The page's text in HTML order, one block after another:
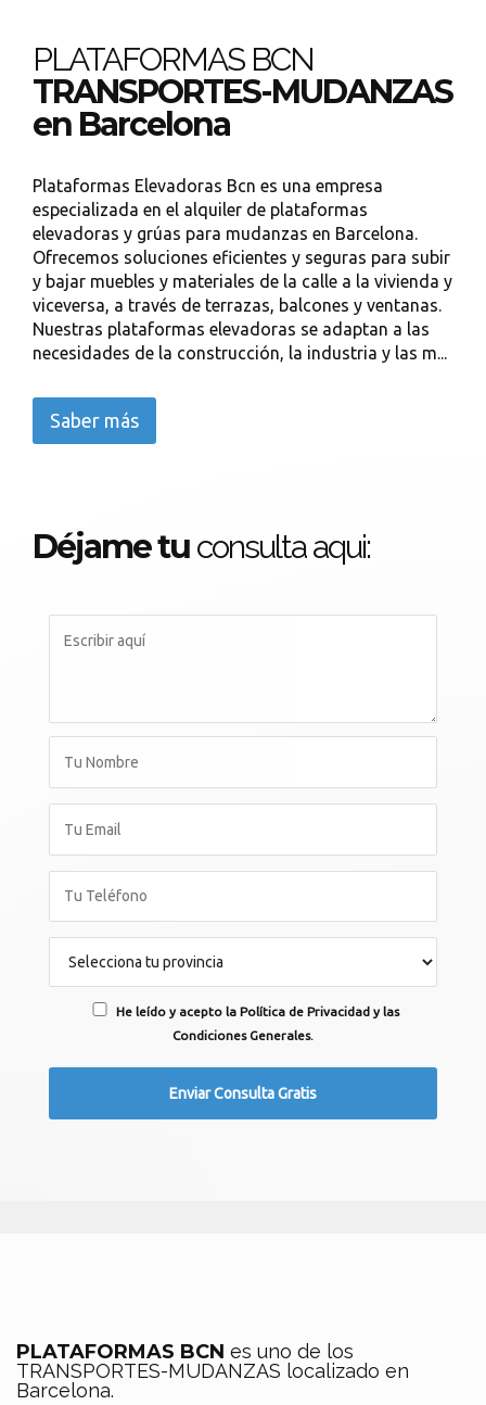
PLATAFORMAS BCN
TRANSPORTES-MUDANZAS
en Barcelona
Plataformas Elevadoras Bcn es una empresa
especializada en el alquiler de plataformas
elevadoras y grúas para mudanzas en Barcelona.
Ofrecemos soluciones eficientes y seguras para subir
y bajar muebles y materiales de la calle a la vivienda y
viceversa, a través de terrazas, balcones y ventanas.
Nuestras plataformas elevadoras se adaptan a las
necesidades de la construcción, la industria y las m...
Saber más
Déjame tu consulta aqui:
He leído y acepto la Política de Privacidad y las
Condiciones Generales.
PLATAFORMAS BCN es uno de los
TRANSPORTES-MUDANZAS localizado en
Barcelona.